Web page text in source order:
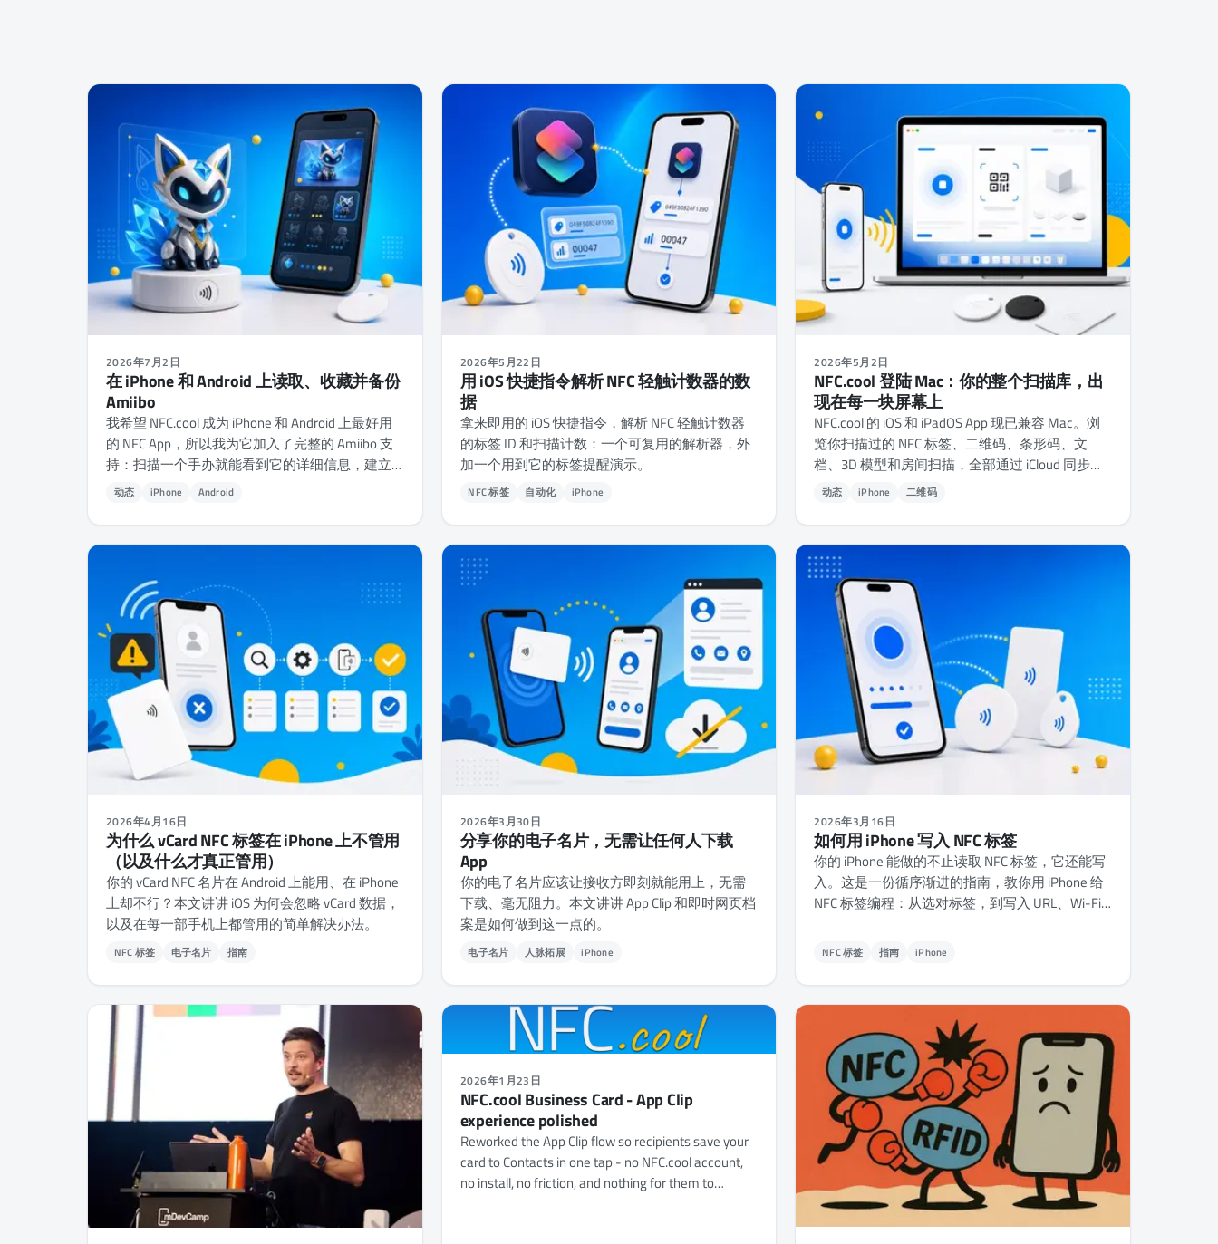
2026年7月2日
在 iPhone 和 Android 上读取、收藏并备份
Amiibo
我希望 NFC.cool 成为 iPhone 和 Android 上最好用
的 NFC App，所以我为它加入了完整的 Amiibo 支
持：扫描一个手办就能看到它的详细信息，建立
属于自己的收藏，还能把它备份到空白的
运作的，以及为什么这款 App 不附带任何密钥。
动态 iPhone Android
2026年5月22日
用 iOS 快捷指令解析 NFC 轻触计数器的数
据
拿来即用的 iOS 快捷指令，解析 NFC 轻触计数器
的标签 ID 和扫描计数：一个可复用的解析器，外
加一个用到它的标签提醒演示。
NFC 标签 自动化 iPhone
2026年5月2日
NFC.cool 登陆 Mac：你的整个扫描库，出
现在每一块屏幕上
NFC.cool 的 iOS 和 iPadOS App 现已兼容 Mac。浏
览你扫描过的 NFC 标签、二维码、条形码、文
档、3D 模型和房间扫描，全部通过 iCloud 同步。
另外：把你的 Mac 摄像头当作二维码和条形码扫
动态 iPhone 二维码
2026年4月16日
为什么 vCard NFC 标签在 iPhone 上不管用
（以及什么才真正管用）
你的 vCard NFC 名片在 Android 上能用、在 iPhone
上却不行？本文讲讲 iOS 为何会忽略 vCard 数据，
以及在每一部手机上都管用的简单解决办法。
NFC 标签 电子名片 指南
2026年3月30日
分享你的电子名片，无需让任何人下载
App
你的电子名片应该让接收方即刻就能用上，无需
下载、毫无阻力。本文讲讲 App Clip 和即时网页档
案是如何做到这一点的。
电子名片 人脉拓展 iPhone
2026年3月16日
如何用 iPhone 写入 NFC 标签
你的 iPhone 能做的不止读取 NFC 标签，它还能写
入。这是一份循序渐进的指南，教你用 iPhone 给
NFC 标签编程：从选对标签，到写入 URL、Wi-Fi
NFC 标签 指南 iPhone
2026年1月23日
NFC.cool Business Card - App Clip
experience polished
Reworked the App Clip flow so recipients save your
card to Contacts in one tap - no NFC.cool account,
no install, no friction, and nothing for them to